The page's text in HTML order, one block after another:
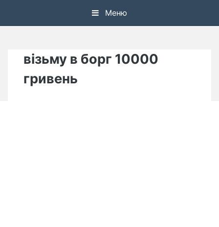
Меню
візьму в борг 10000
гривень